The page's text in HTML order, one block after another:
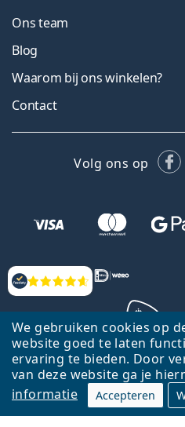
We gebruiken cookies op
website goed te laten
ervaring te bieden. Door
van deze website ga je
informatie
Accepteren
Beoordelingen
Ons team
Blog
Waarom bij ons winkelen?
Contact
Volg ons op
Terug naar de
Lentiamo.nl is eigendom van en
Tsjechië
Hier al